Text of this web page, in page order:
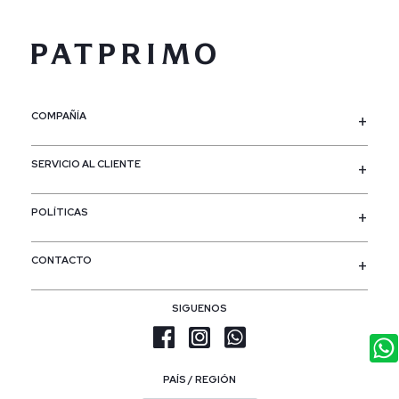
COMPAÑÍA
SERVICIO AL CLIENTE
POLÍTICAS
SIGUENOS
PAÍS / REGIÓN
CONTACTO